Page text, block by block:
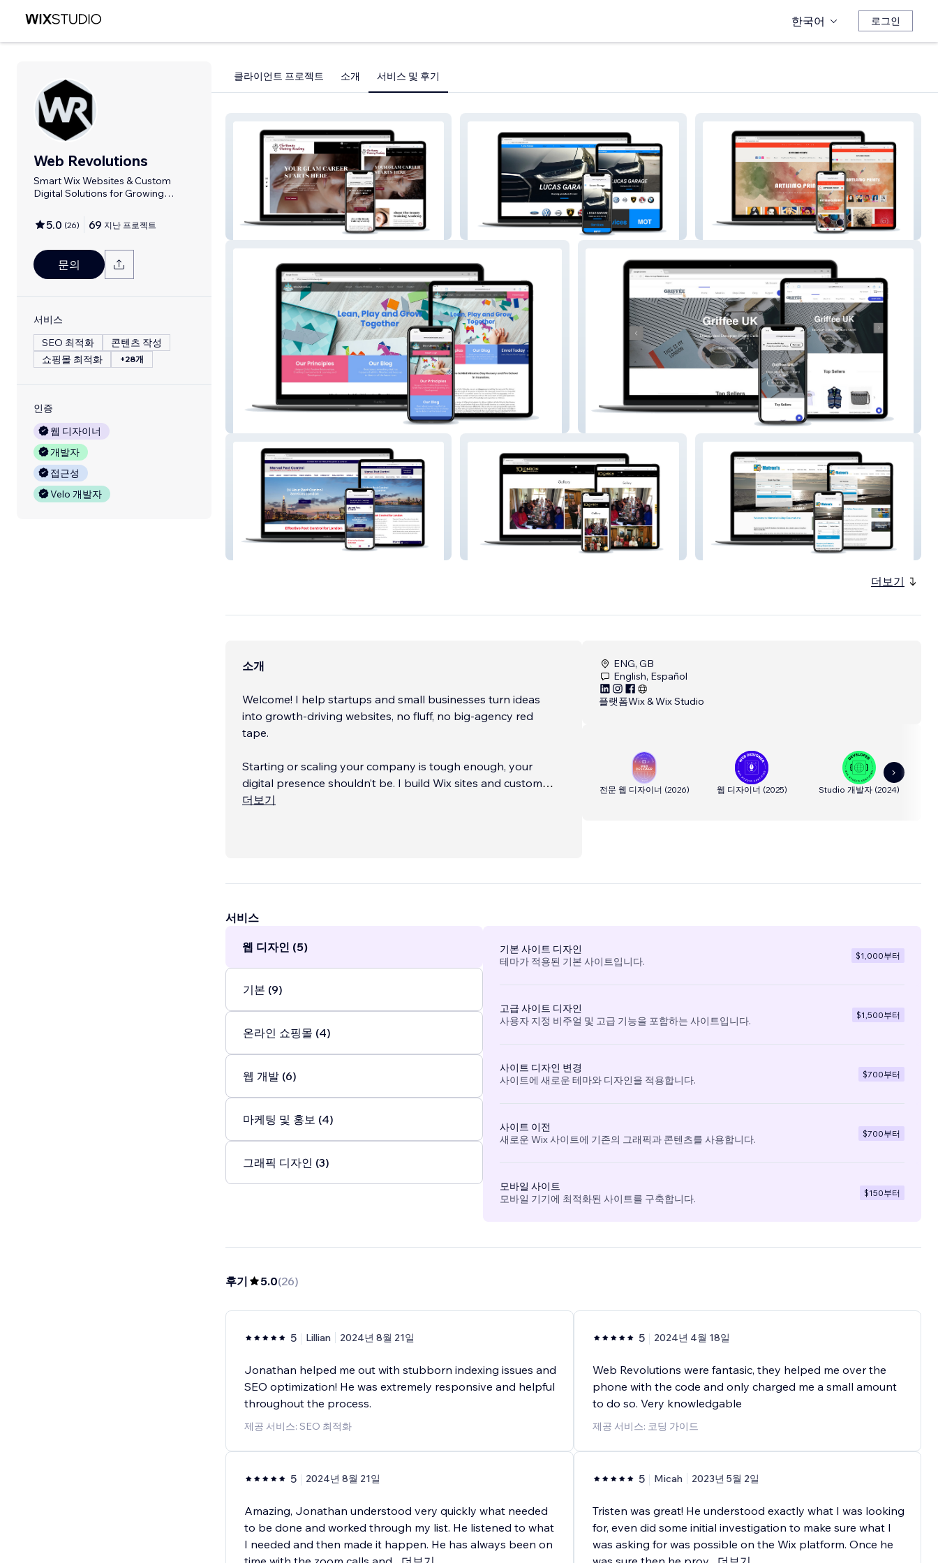
한국어 로그인
Web Revolutions
Smart Wix Websites & Custom
Digital Solutions for Growing
5.0 (26) 69 지난 프로젝트
문의
서비스
SEO 최적화
콘텐츠 작성
쇼핑몰 최적화
+28개
인증
웹 디자이너
개발자
접근성
Velo 개발자
클라이언트 프로젝트 소개 서비스 및 후기
The Beauty Training Academy Lucas Garage Artisimo Prints
Inside Outside London Matrons
더보기
소개
Welcome! I help startups and small businesses turn ideas
into growth-driving websites, no fluff, no big-agency red
tape.
Starting or scaling your company is tough enough, your
digital presence shouldn’t be. I build Wix sites and custom
integrations that look great, perform flawlessly, and focus
더보기
ENG, GB
English, Español
플랫폼Wix & Wix Studio
전문 웹 디자이너 (2026) 웹 디자이너 (2025) Studio 개발자 (2024)
서비스
웹 디자인 (5)
기본 (9)
온라인 쇼핑몰 (4)
웹 개발 (6)
마케팅 및 홍보 (4)
그래픽 디자인 (3)
기본 사이트 디자인
테마가 적용된 기본 사이트입니다.
$1,000부터
고급 사이트 디자인
사용자 지정 비주얼 및 고급 기능을 포함하는 사이트입니다.
$1,500부터
사이트 디자인 변경
사이트에 새로운 테마와 디자인을 적용합니다.
$700부터
사이트 이전
새로운 Wix 사이트에 기존의 그래픽과 콘텐츠를 사용합니다.
$700부터
모바일 사이트
모바일 기기에 최적화된 사이트를 구축합니다.
$150부터
후기 5.0(26)
5 Lillian 2024년 8월 21일
Jonathan helped me out with stubborn indexing issues and
SEO optimization! He was extremely responsive and helpful
throughout the process.
제공 서비스: SEO 최적화
5 2024년 8월 21일
Amazing, Jonathan understood very quickly what needed
to be done and worked through my list. He listened to what
I needed and then made it happen. He has always been on
5 2024년 4월 18일
Web Revolutions were fantasic, they helped me over the
phone with the code and only charged me a small amount
to do so. Very knowledgable
제공 서비스: 코딩 가이드
5 Micah 2023년 5월 2일
Tristen was great! He understood exactly what I was looking
for, even did some initial investigation to make sure what I
was asking for was possible on the Wix platform. Once he